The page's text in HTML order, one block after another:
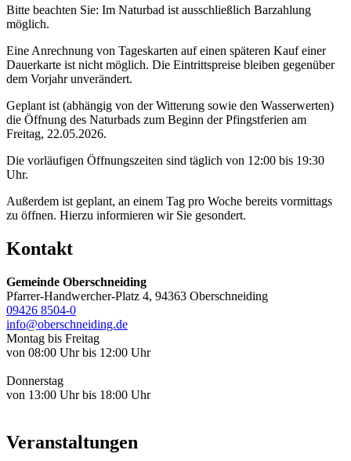
Bitte beachten Sie: Im Naturbad ist ausschließlich Barzahlung
möglich.
Eine Anrechnung von Tageskarten auf einen späteren Kauf einer
Dauerkarte ist nicht möglich. Die Eintrittspreise bleiben gegenüber
dem Vorjahr unverändert.
Geplant ist (abhängig von der Witterung sowie den Wasserwerten)
die Öffnung des Naturbads zum Beginn der Pfingstferien am
Freitag, 22.05.2026.
Die vorläufigen Öffnungszeiten sind täglich von 12:00 bis 19:30
Uhr.
Außerdem ist geplant, an einem Tag pro Woche bereits vormittags
zu öffnen. Hierzu informieren wir Sie gesondert.
Kontakt
Gemeinde Oberschneiding
Pfarrer-Handwercher-Platz 4, 94363 Oberschneiding
09426 8504-0
info@oberschneiding.de
Montag bis Freitag
von 08:00 Uhr bis 12:00 Uhr
Donnerstag
von 13:00 Uhr bis 18:00 Uhr
Veranstaltungen